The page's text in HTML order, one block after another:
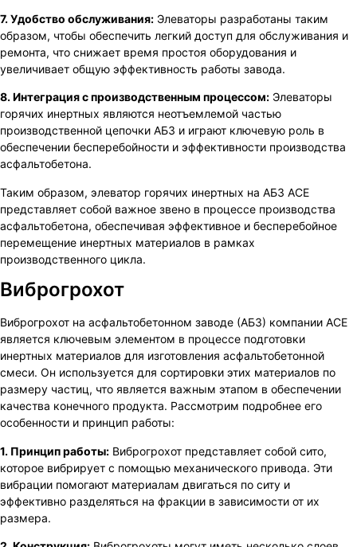
7. Удобство обслуживания: Элеваторы разработаны таким
образом, чтобы обеспечить легкий доступ для обслуживания и
ремонта, что снижает время простоя оборудования и
увеличивает общую эффективность работы завода.
8. Интеграция с производственным процессом: Элеваторы
горячих инертных являются неотъемлемой частью
производственной цепочки АБЗ и играют ключевую роль в
обеспечении бесперебойности и эффективности производства
асфальтобетона.
Таким образом, элеватор горячих инертных на АБЗ ACE
представляет собой важное звено в процессе производства
асфальтобетона, обеспечивая эффективное и бесперебойное
перемещение инертных материалов в рамках
производственного цикла.
Виброгрохот
Виброгрохот на асфальтобетонном заводе (АБЗ) компании ACE
является ключевым элементом в процессе подготовки
инертных материалов для изготовления асфальтобетонной
смеси. Он используется для сортировки этих материалов по
размеру частиц, что является важным этапом в обеспечении
качества конечного продукта. Рассмотрим подробнее его
особенности и принцип работы:
1. Принцип работы: Виброгрохот представляет собой сито,
которое вибрирует с помощью механического привода. Эти
вибрации помогают материалам двигаться по ситу и
эффективно разделяться на фракции в зависимости от их
размера.